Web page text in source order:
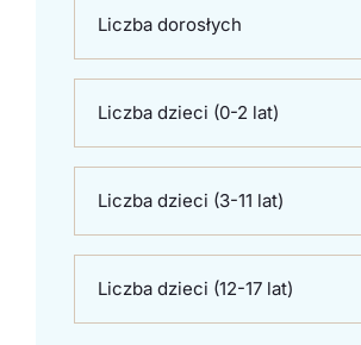
Liczba dorosłych
Liczba dzieci (0-2 lat)
Liczba dzieci (3-11 lat)
Liczba dzieci (12-17 lat)